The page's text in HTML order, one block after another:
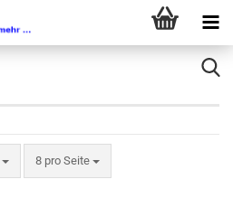
8 pro Seite
pro Seite